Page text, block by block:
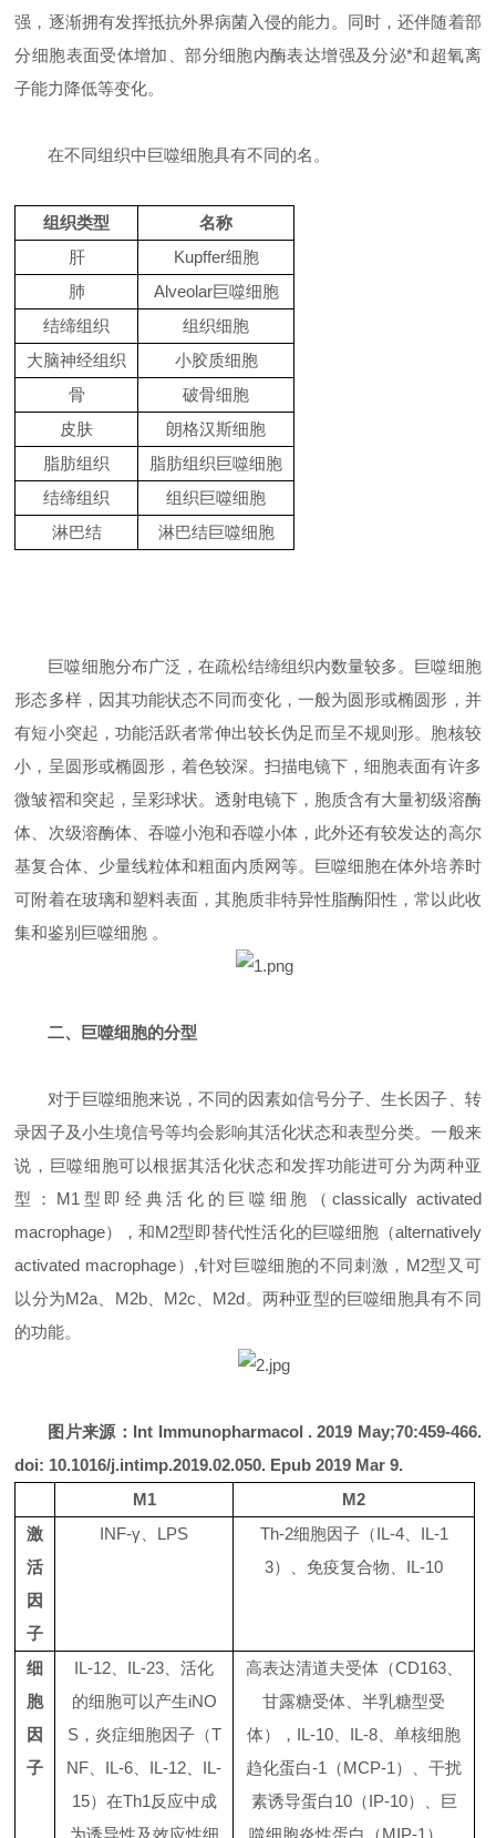
强，逐渐拥有发挥抵抗外界病菌入侵的能力。同时，还伴随着部
分细胞表面受体增加、部分细胞内酶表达增强及分泌*和超氧离
子能力降低等变化。
在不同组织中巨噬细胞具有不同的名。
组织类型
名称
肝
Kupffer细胞
肺
Alveolar巨噬细胞
结缔组织
组织细胞
大脑神经组织
小胶质细胞
骨
破骨细胞
皮肤
朗格汉斯细胞
脂肪组织
脂肪组织巨噬细胞
结缔组织
组织巨噬细胞
淋巴结
淋巴结巨噬细胞
巨噬细胞分布广泛，在疏松结缔组织内数量较多。巨噬细胞
形态多样，因其功能状态不同而变化，一般为圆形或椭圆形，并
有短小突起，功能活跃者常伸出较长伪足而呈不规则形。胞核较
小，呈圆形或椭圆形，着色较深。扫描电镜下，细胞表面有许多
微皱褶和突起，呈彩球状。透射电镜下，胞质含有大量初级溶酶
体、次级溶酶体、吞噬小泡和吞噬小体，此外还有较发达的高尔
基复合体、少量线粒体和粗面内质网等。巨噬细胞在体外培养时
可附着在玻璃和塑料表面，其胞质非特异性脂酶阳性，常以此收
集和鉴别巨噬细胞 。
二、巨噬细胞的分型
对于巨噬细胞来说，不同的因素如信号分子、生长因子、转
录因子及小生境信号等均会影响其活化状态和表型分类。一般来
说，巨噬细胞可以根据其活化状态和发挥功能进可分为两种亚
型：M1型即经典活化的巨噬细胞（classically activated
macrophage），和M2型即替代性活化的巨噬细胞（alternatively
activated macrophage）,针对巨噬细胞的不同刺激，M2型又可
以分为M2a、M2b、M2c、M2d。两种亚型的巨噬细胞具有不同
的功能。
图片来源：Int Immunopharmacol . 2019 May;70:459-466.
doi: 10.1016/j.intimp.2019.02.050. Epub 2019 Mar 9.
M1
M2
激
活
因
子
INF-γ、 LPS Th-2细胞因子（IL-4、 IL-1
3）、免疫复合物、 IL-10
细
胞
因
子
IL-12 IL-23 、活化
的细胞可以产生iNO
S，炎症细胞因子（T
NF
IL-6 IL-12
IL-
15）在Th1 反应中成
为诱导性及效应性细
高表达清道夫受体（CD163、
甘露糖受体、半乳糖型受
体）， IL-10 IL-8 、单核细胞
趋化蛋白-1 （MCP-1 ）、干扰
素诱导蛋白10（IP-10）、巨
噬细胞炎性蛋白（MIP-1 ）。